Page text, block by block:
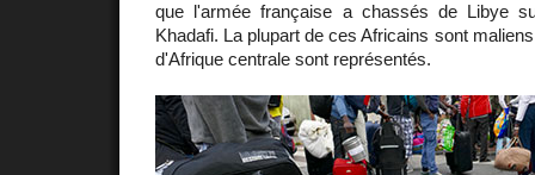
que l'armée française a chassés de Libye
Khadafi. La plupart de ces Africains sont
d'Afrique centrale sont représentés.